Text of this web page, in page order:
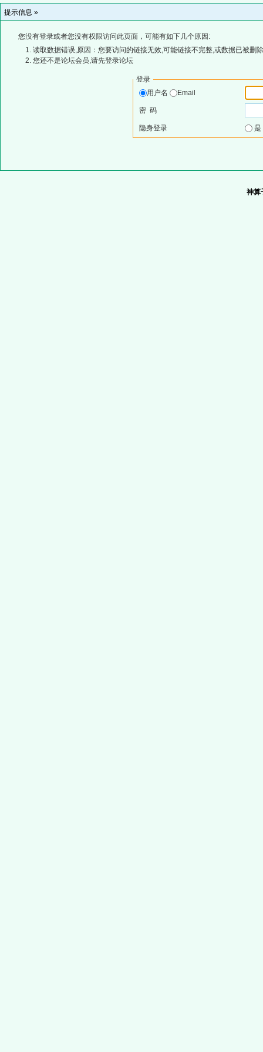
提示信息 »
您没有登录或者您没有权限访问此页面，可能有如下几个原因:
读取数据错误,原因：您要访问的链接无效,可能链接不完整,或数据已被删
您还不是论坛会员,请先登录论坛
登录
用户名
Email
密 码
隐身登录
神算